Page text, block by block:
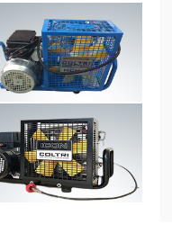
在的哪个区域，无论您
，您就是选择了高品质
内的专业从事压力传感
配件生产和研究的科技
控制系统及螺杆空压机